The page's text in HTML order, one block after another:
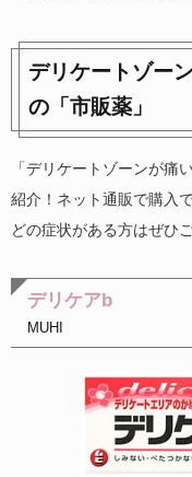
デリケートゾー
の「市販薬」
「デリケートゾーンが痛
紹介！ネット通販で購入
どの症状がある方はぜひ
デリケアb
MUHI